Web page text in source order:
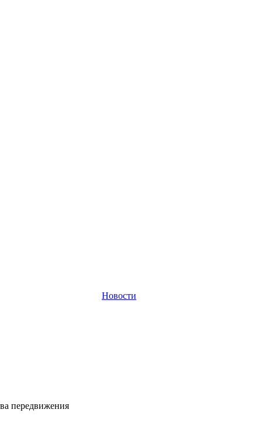
Новости
передвижения